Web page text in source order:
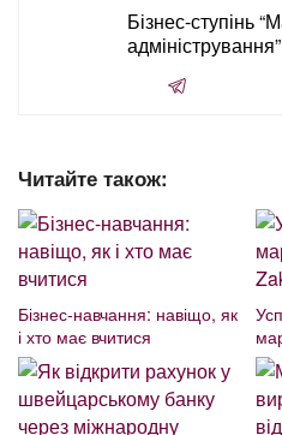
Бізнес-ступінь
Читайте також:
Бізнес-навчання: навіщо, як
і хто має вчитися